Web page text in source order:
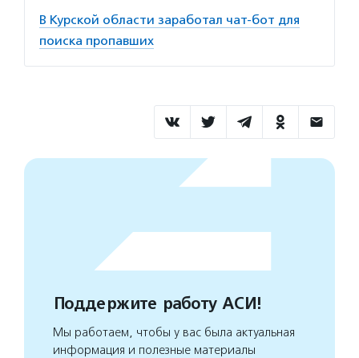
В Курской области заработал чат-бот для
поиска пропавших
Поддержите работу АСИ!
Мы работаем, чтобы у вас была актуальная
информация и полезные материалы